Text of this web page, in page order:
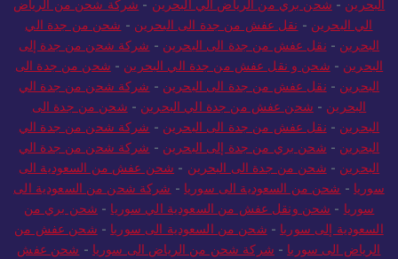
البحرين - شحن بري من الرياض الي البحرين - شركة شحن من الرياض
الي البحرين - نقل عفش من جدة الى البحرين - شحن من جدة الي
البحرين - نقل عفش من جدة الى البحرين - شركة شحن من جدة إلى
البحرين - شحن و نقل عفش من جدة الي البحرين - شحن من جدة الى
البحرين - نقل عفش من جدة الى البحرين - شركة شحن من جدة الي
البحرين - شحن عفش من جدة الي البحرين - شحن من جدة الى
البحرين - نقل عفش من جدة الى البحرين - شركة شحن من جدة الي
البحرين - شحن بري من جدة إلى البحرين - شركة شحن من جدة الي
البحرين - شحن من جدة الى البحرين - شحن عفش من السعودية الى
سوريا - شحن من السعودية الى سوريا - شركة شحن من السعودية الى
سوريا - شحن ونقل عفش من السعودية الي سوريا - شحن بري من
السعودية إلى سوريا - شحن من السعودية الى سوريا - شحن عفش من
الرياض الى سوريا - شركة شحن من الرياض الى سوريا - شحن عفش